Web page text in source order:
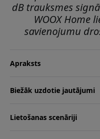
dB trauksmes
WOOX Home
savienojumu
Apraksts
Biežāk uzdotie jautājumi
Lietošanas scenāriji